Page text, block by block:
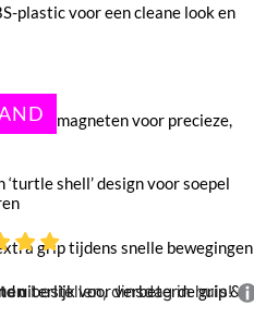
plastic voor een cleane look en
core magneten voor precieze,
shell’ design voor soepel
grip tijdens snelle bewegingen
uiterlijk voor verbeterde grip &
bestellen, dinsdag in huis!